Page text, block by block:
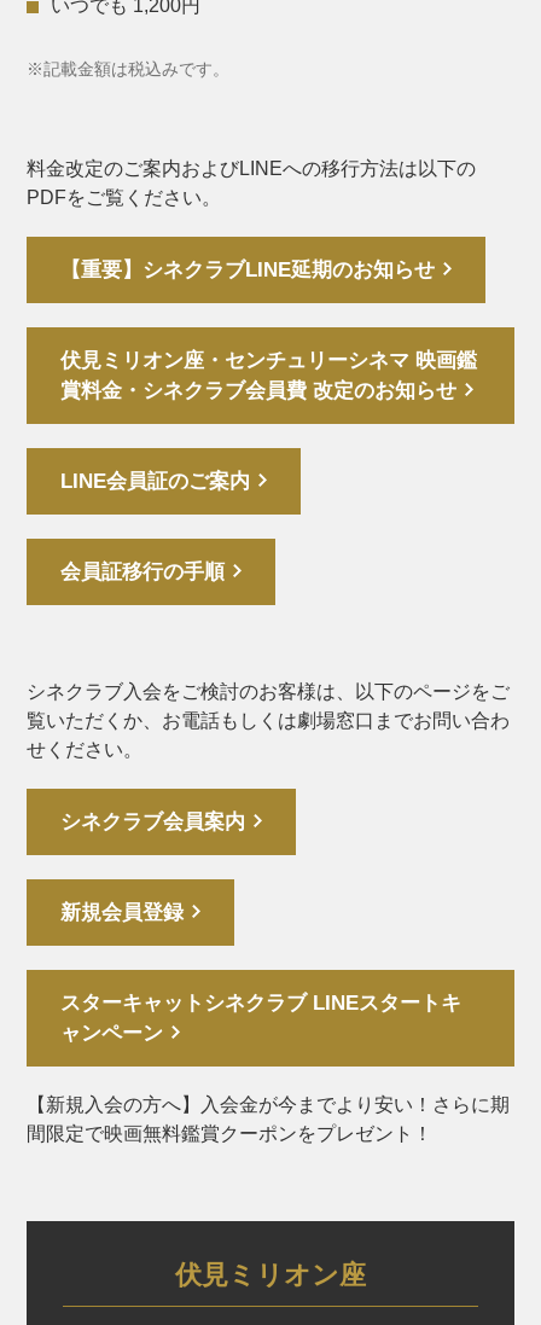
いつでも 1,200円
※記載金額は税込みです。
料金改定のご案内およびLINEへの移行方法は以下の
PDFをご覧ください。
【重要】シネクラブLINE延期のお知らせ
伏見ミリオン座・センチュリーシネマ 映画鑑
賞料金・シネクラブ会員費 改定のお知らせ
LINE会員証のご案内
会員証移行の手順
シネクラブ入会をご検討のお客様は、以下のページをご
覧いただくか、お電話もしくは劇場窓口までお問い合わ
せください。
シネクラブ会員案内
新規会員登録
スターキャットシネクラブ LINEスタートキ
ャンペーン
【新規入会の方へ】入会金が今までより安い！さらに期
間限定で映画無料鑑賞クーポンをプレゼント！
伏見ミリオン座